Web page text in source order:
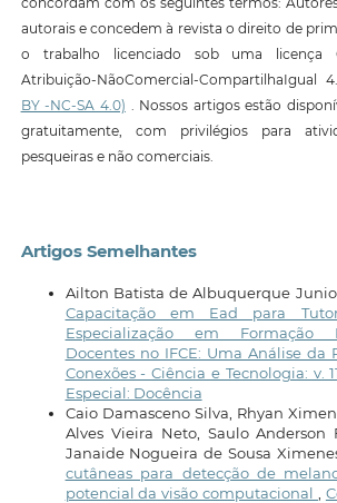
autorais e concedem à revista o direito de
o trabalho licenciado sob uma licença
Atribuição-NãoComercial-CompartilhaIgual
BY -NC-SA 4.0) . Nossos artigos estão
gratuitamente, com privilégios para
pesqueiras e não comerciais.
Artigos Semelhantes
Ailton Batista de Albuquerque
Capacitação em Ead para
Especialização em Formação
Docentes no IFCE: Uma Análise da
Conexões - Ciência e Tecnologia: v.
Especial: Docência
Caio Damasceno Silva, Rhyan
Alves Vieira Neto, Saulo Anderson
Janaide Nogueira de Sousa
cutâneas para detecção de
potencial da visão computacional